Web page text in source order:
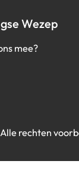
Wezep
mee?
rechten